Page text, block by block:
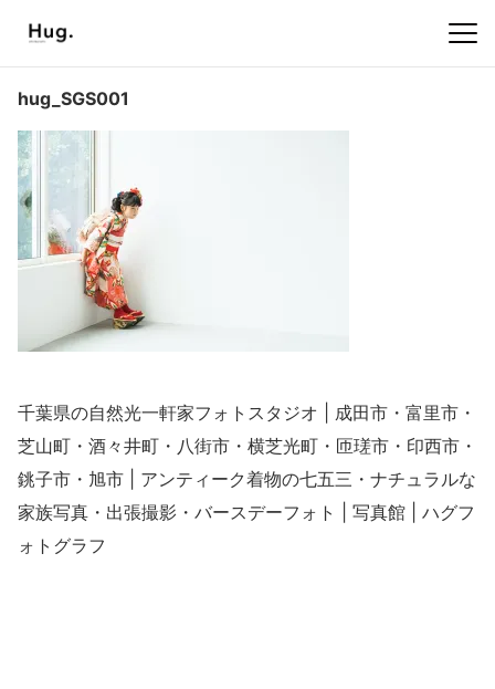
hug_SGS001
千葉県の自然光一軒家フォトスタジオ | 成田市・富里市・
芝山町・酒々井町・八街市・横芝光町・匝瑳市・印西市・
銚子市・旭市 | アンティーク着物の七五三・ナチュラルな
家族写真・出張撮影・バースデーフォト | 写真館 | ハグフ
ォトグラフ